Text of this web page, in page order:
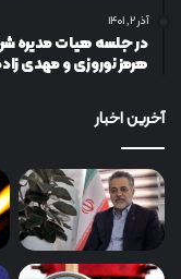
آذر ۲, ۱۴۰۱
در جلسه هیات مدیره
هرمز نوروزی و مهدی
آخرین اخبار